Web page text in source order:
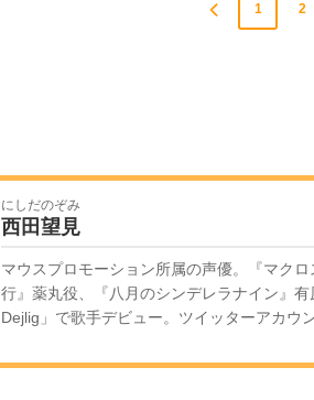
1 2
にしだのぞみ
西田望見
マウスプロモーション所属の声優。『マク
行』薬丸役、『八月のシンデレラナイン』
Dejlig」で歌手デビュー。ツイッターアカウ